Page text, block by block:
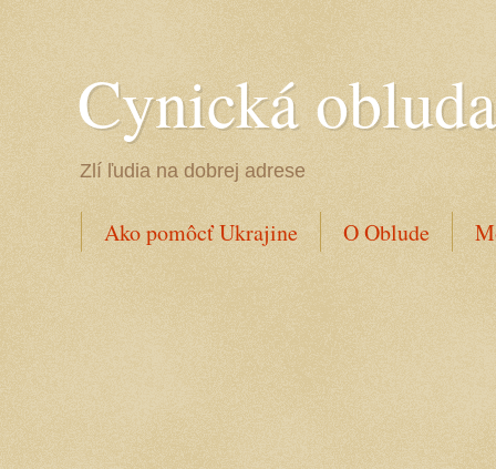
Cynická obluda
Zlí ľudia na dobrej adrese
Ako pomôcť Ukrajine O Oblude